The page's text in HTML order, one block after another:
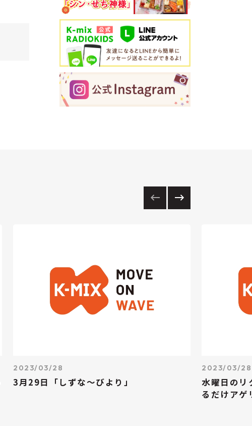
2023/03/28
3月29日「しずな～びより」
2023/03/28
水曜日のリ
るだけアゲ